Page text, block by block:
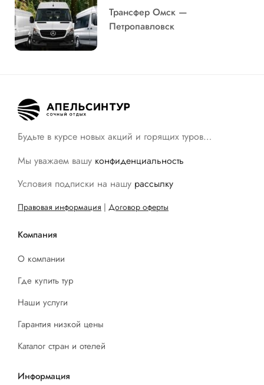
Трансфер Омск —
Петропавловск
Будьте в курсе новых акций и горящих туров…
Мы уважаем вашу конфиденциальность
Условия подписки на нашу рассылку
Правовая информация | Договор оферты
Компания
О компании
Где купить тур
Наши услуги
Гарантия низкой цены
Каталог стран и отелей
Информация